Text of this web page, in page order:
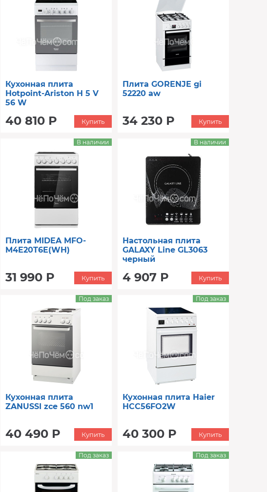
Кухонная плита
Hotpoint-Ariston H 5 V
56 W
40 810 Р Купить
Плита GORENJE gi
52220 aw
34 230 Р Купить
Плита MIDEA MFO-
M4E20T6E(WH)
31 990 Р
В наличии
Купить
Настольная плита
GALAXY Line GL3063
черный
4 907 Р
В наличии
Купить
Кухонная плита
ZANUSSI zce 560 nw1
40 490 Р
Под заказ
Купить
Кухонная плита Haier
HCC56FO2W
40 300 Р
Под заказ
Купить
Под заказ Под заказ